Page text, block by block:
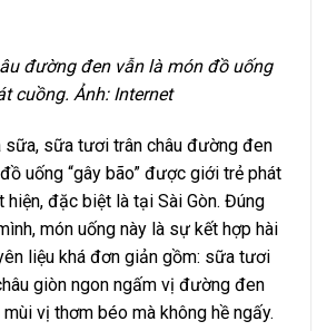
đường đen vẫn là món đồ uống
cuồng. Ảnh: Internet
sữa tươi trân châu đường đen
uống “gây bão” được giới trẻ phát
hiện, đặc biệt là tại Sài Gòn. Đúng
món uống này là sự kết hợp hài
liệu khá đơn giản gồm: sữa tươi
giòn ngon ngấm vị đường đen
vị thơm béo mà không hề ngấy.